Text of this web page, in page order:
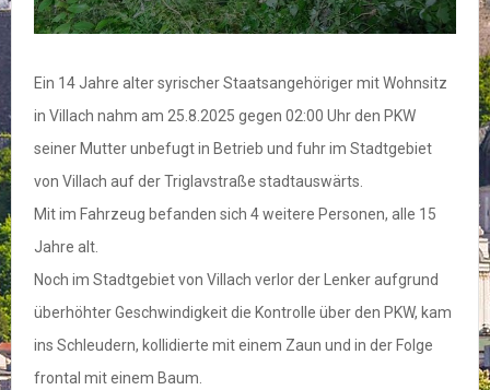
Ein 14 Jahre alter syrischer Staatsangehöriger mit Wohnsitz
in Villach nahm am 25.8.2025 gegen 02:00 Uhr den PKW
seiner Mutter unbefugt in Betrieb und fuhr im Stadtgebiet
von Villach auf der Triglavstraße stadtauswärts.
Mit im Fahrzeug befanden sich 4 weitere Personen, alle 15
Jahre alt.
Noch im Stadtgebiet von Villach verlor der Lenker aufgrund
überhöhter Geschwindigkeit die Kontrolle über den PKW, kam
ins Schleudern, kollidierte mit einem Zaun und in der Folge
frontal mit einem Baum.